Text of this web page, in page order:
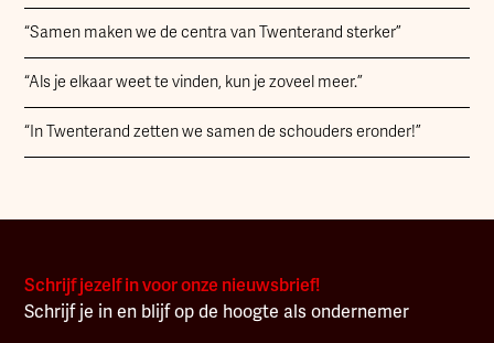
“Samen maken we de centra van Twenterand sterker”
“Als je elkaar weet te vinden, kun je zoveel meer.”
“In Twenterand zetten we samen de schouders eronder!”
Schrijf jezelf in voor onze nieuwsbrief!
Schrijf je in en blijf op de hoogte als ondernemer